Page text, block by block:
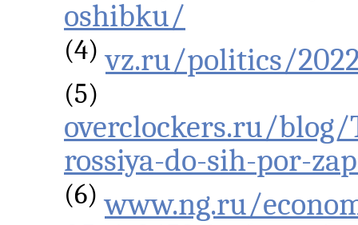
oshibku/
(4) vz.ru/politics/
(5)
overclockers.ru/
rossiya-do-sih-por-
(6) www.ng.ru/